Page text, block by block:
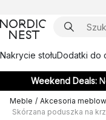
Nakrycie stołuDodatki do
Weekend Deals:
Meble / Akcesoria
Skórzana poduszka na